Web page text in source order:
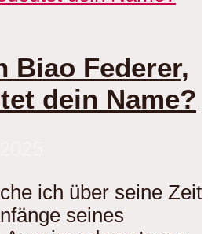
Biao Federer,
dein Name?
ich über seine Zeit
seines